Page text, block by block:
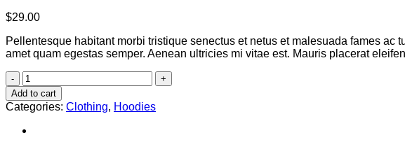
$29.00
Pellentesque habitant morbi tristique senectus et netus et malesuada fames
amet quam egestas semper. Aenean ultricies mi vitae est. Mauris placerat
Ninja
Silhouette
quantity
Add to cart
Categories: Clothing, Hoodies